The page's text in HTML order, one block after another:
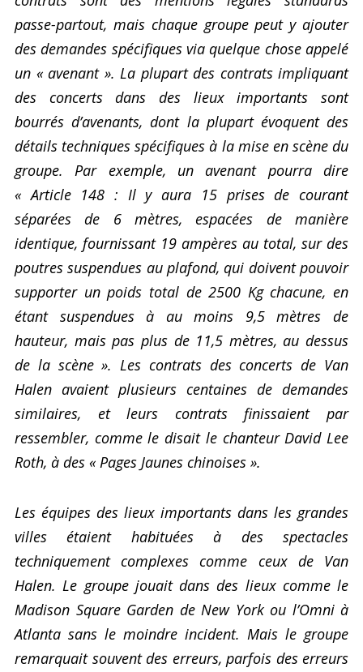
passe-partout, mais chaque groupe peut y ajouter
des demandes spécifiques via quelque chose appelé
un « avenant ». La plupart des contrats impliquant
des concerts dans des lieux importants sont
bourrés d’avenants, dont la plupart évoquent des
détails techniques spécifiques à la mise en scène du
groupe. Par exemple, un avenant pourra dire
« Article 148 : Il y aura 15 prises de courant
séparées de 6 mètres, espacées de manière
identique, fournissant 19 ampères au total, sur des
poutres suspendues au plafond, qui doivent pouvoir
supporter un poids total de 2500 Kg chacune, en
étant suspendues à au moins 9,5 mètres de
hauteur, mais pas plus de 11,5 mètres, au dessus
de la scène ». Les contrats des concerts de Van
Halen avaient plusieurs centaines de demandes
similaires, et leurs contrats finissaient par
ressembler, comme le disait le chanteur David Lee
Roth, à des « Pages Jaunes chinoises ».
Les équipes des lieux importants dans les grandes
villes étaient habituées à des spectacles
techniquement complexes comme ceux de Van
Halen. Le groupe jouait dans des lieux comme le
Madison Square Garden de New York ou l’Omni à
Atlanta sans le moindre incident. Mais le groupe
remarquait souvent des erreurs, parfois des erreurs